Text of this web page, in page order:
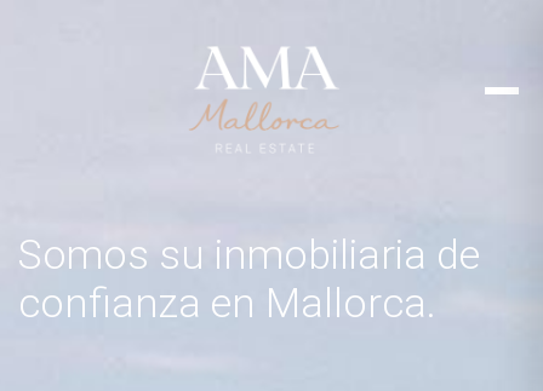
Somos su inmobiliaria de
confianza en Mallorca.